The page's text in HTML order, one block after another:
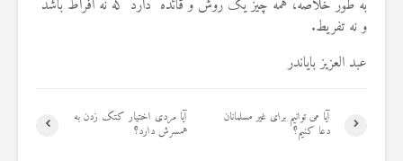
به طور خلاصه، همه چیز یک روش و قائده دارد که نه افراط باشد
و نه تفریط.
عبد العزیز بایاندر
آیا مردی اختیار کتک زدن به
همسرش دارد؟
آیا می توانیم برای غیر مسلمانان
دعا کنیم؟
19 جولای 2026